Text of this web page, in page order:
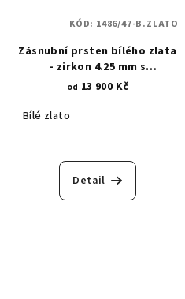
Zásnubní prsten bílého zlata
- zirkon 4.25 mm s
květinovými krapnami 1486
od 13 900 Kč
Bílé zlato
Detail
KÓD: 1486/47-B.ZLATO